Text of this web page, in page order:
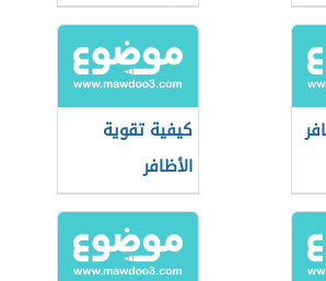
كيفية تقوية
الأظافر